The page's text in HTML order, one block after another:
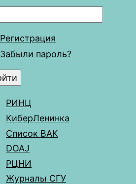
Регистрация
Забыли пароль?
РИНЦ
КиберЛенинка
Список ВАК
DOAJ
РЦНИ
Журналы СГУ